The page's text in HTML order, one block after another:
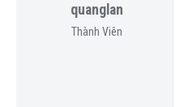
quanglan
Thành Viên